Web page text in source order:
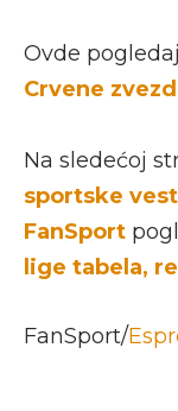
Ovde
Crvene
Na sledećoj
sportske
FanSport
lige tabela,
FanSport/